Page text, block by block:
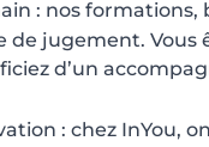
: nos formations,
de jugement. Vous
d’un
: chez InYou,